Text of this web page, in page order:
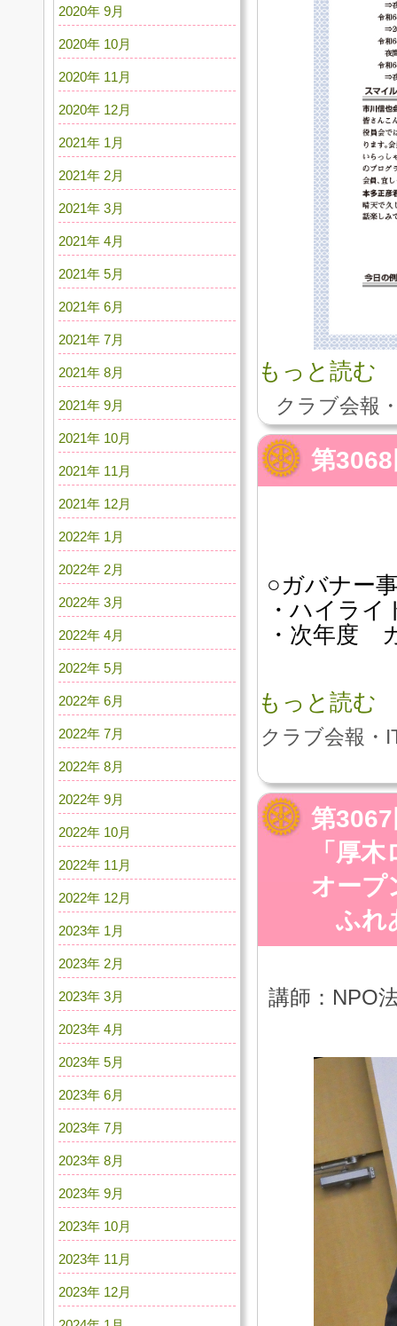
もっと読む
クラブ会報
第
○ガバナー
・ハイラ
・次年度
もっと読む
クラブ会報・
第
「厚
オープ
ふれ
講師：NPO
2020年 9月
2020年 10月
2020年 11月
2020年 12月
2021年 1月
2021年 2月
2021年 3月
2021年 4月
2021年 5月
2021年 6月
2021年 7月
2021年 8月
2021年 9月
2021年 10月
2021年 11月
2021年 12月
2022年 1月
2022年 2月
2022年 3月
2022年 4月
2022年 5月
2022年 6月
2022年 7月
2022年 8月
2022年 9月
2022年 10月
2022年 11月
2022年 12月
2023年 1月
2023年 2月
2023年 3月
2023年 4月
2023年 5月
2023年 6月
2023年 7月
2023年 8月
2023年 9月
2023年 10月
2023年 11月
2023年 12月